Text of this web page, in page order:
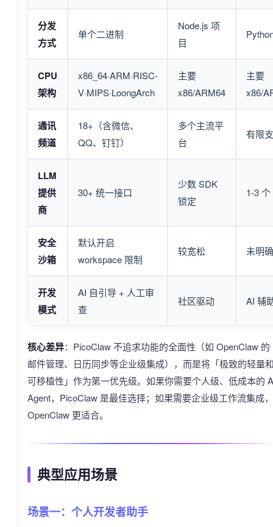
分发
方式
单个二进制
Node.js 项
目
CPU
架构
x86_64·ARM·RISC-
V·MIPS·LoongArch
主要
x86/ARM64
主要
x86/
通讯
频道
18+（含微信、
QQ、钉钉）
多个主流平
台
有限
LLM
提供
商
30+ 统一接口
少数 SDK
锁定
1-3 个
安全
沙箱
默认开启
workspace 限制
较宽松 未明确
开发
模式
AI 自引导 + 人工审
查
社区驱动 AI 辅
核心差异：PicoClaw 不追求功能的全面性（如 OpenClaw 的
邮件管理、日历同步等企业级集成），而是将「极致的轻量
可移植性」作为第一优先级。如果你需要个人级、低成本的
Agent，PicoClaw 是最佳选择；如果需要企业级工作流集成，
OpenClaw 更适合。
典型应用场景
场景一：个人开发者助手